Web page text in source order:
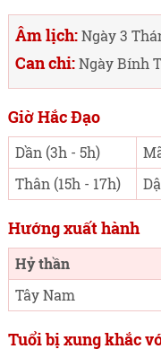
Âm lịch:Ngày 3
Can chi:Ngày Bính
Giờ Hắc Đạo
Dần (3h - 5h)
Thân (15h - 17h)
Hướng xuất hành
Hỷ thần
Tây Nam
Tuổi bị xung khắc